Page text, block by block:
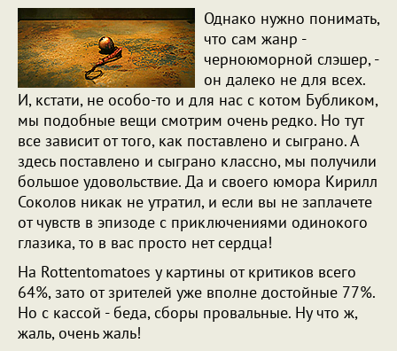
Однако нужно понимать,
что сам жанр -
черноюморной слэшер, -
он далеко не для всех.
И, кстати, не особо-то и для нас с котом Бубликом,
мы подобные вещи смотрим очень редко. Но тут
все зависит от того, как поставлено и сыграно. А
здесь поставлено и сыграно классно, мы получили
большое удовольствие. Да и своего юмора Кирилл
Соколов никак не утратил, и если вы не заплачете
от чувств в эпизоде с приключениями одинокого
глазика, то в вас просто нет сердца!
На Rottentomatoes у картины от критиков всего
64%, зато от зрителей уже вполне достойные 77%.
Но с кассой - беда, сборы провальные. Ну что ж,
жаль, очень жаль!